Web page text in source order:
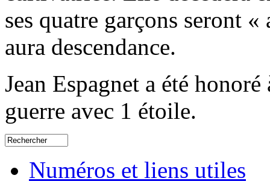
ses quatre garçons seront
aura descendance.
Jean Espagnet a été
guerre avec 1 étoile.
Numéros et liens utiles